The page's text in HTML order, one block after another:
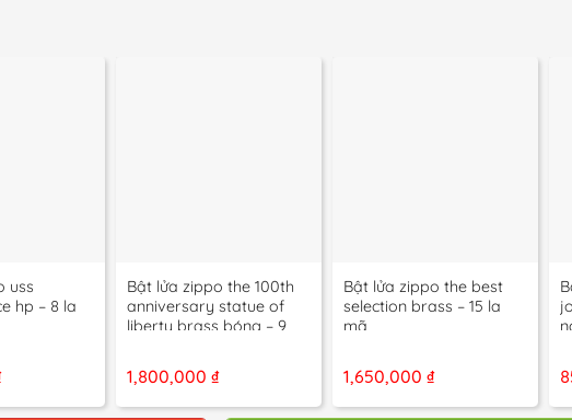
uss
hp – 8 la
Bật lửa zippo the 100th
anniversary statue of
liberty brass bóng – 9
1,800,000 ₫
Bật lửa zippo the best
selection brass – 15 la
mã
1,650,000 ₫